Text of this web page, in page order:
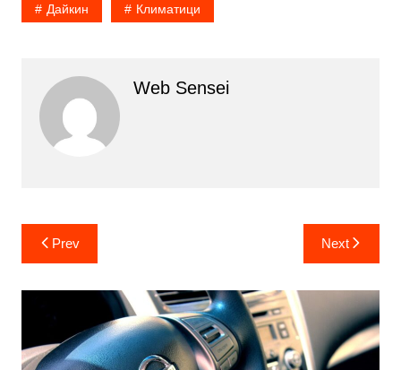
Дайкин Климатици
Web Sensei
Post
navigation
Prev Next